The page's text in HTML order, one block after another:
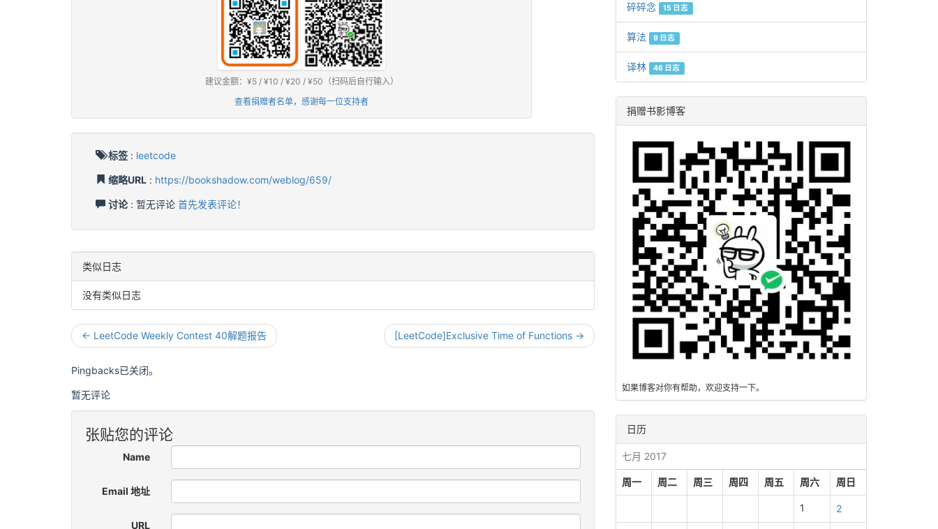
建议金额：¥5 / ¥10 / ¥20 / ¥50（扫码后自行输入）
查看捐赠者名单，感谢每一位支持者
标签 : leetcode
缩略URL : https://bookshadow.com/weblog/659/
讨论: 暂无评论 首先发表评论！
类似日志
没有类似日志
[LeetCode]Exclusive Time of Functions →
← LeetCode Weekly Contest 40解题报告
Pingbacks已关闭。
暂无评论
张贴您的评论
Name
Email 地址
URL
碎碎念 15 日志
算法 9 日志
译林 46 日志
捐赠书影博客
如果博客对你有帮助，欢迎支持一下。
日历
七月 2017
周一 周二 周三 周四 周五 周六 周日
1 2